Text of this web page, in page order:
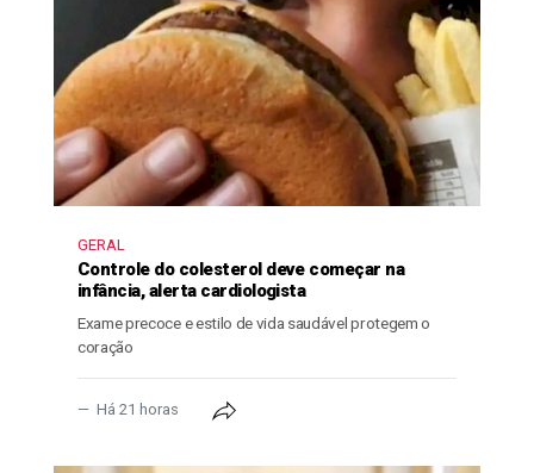
GERAL
Controle do colesterol deve começar na
infância, alerta cardiologista
Exame precoce e estilo de vida saudável protegem o
coração
Há 21 horas